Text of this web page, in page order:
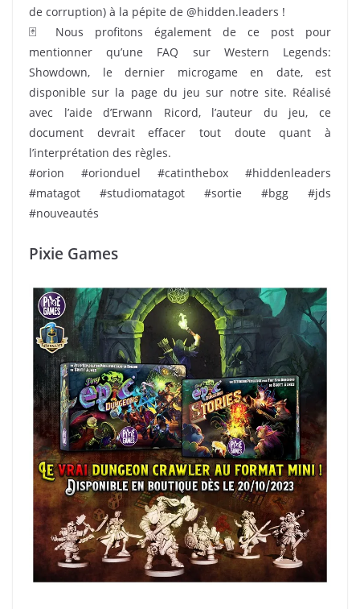
de corruption) à la pépite de @hidden.leaders !
🃏 Nous profitons également de ce post pour
mentionner qu’une FAQ sur Western Legends:
Showdown, le dernier microgame en date, est
disponible sur la page du jeu sur notre site. Réalisé
avec l’aide d’Erwann Ricord, l’auteur du jeu, ce
document devrait effacer tout doute quant à
l’interprétation des règles.
#orion #orionduel #catinthebox #hiddenleaders
#matagot #studiomatagot #sortie #bgg #jds
#nouveautés
Pixie Games